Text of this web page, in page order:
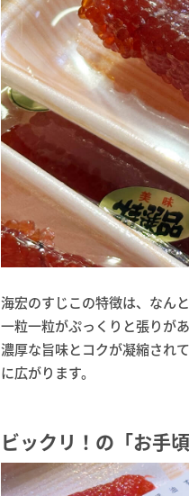
海宏のすじこの特徴は、なん
一粒一粒がぷっくりと張りが
濃厚な旨味とコクが凝縮され
に広がります。
ビックリ！の「お手頃